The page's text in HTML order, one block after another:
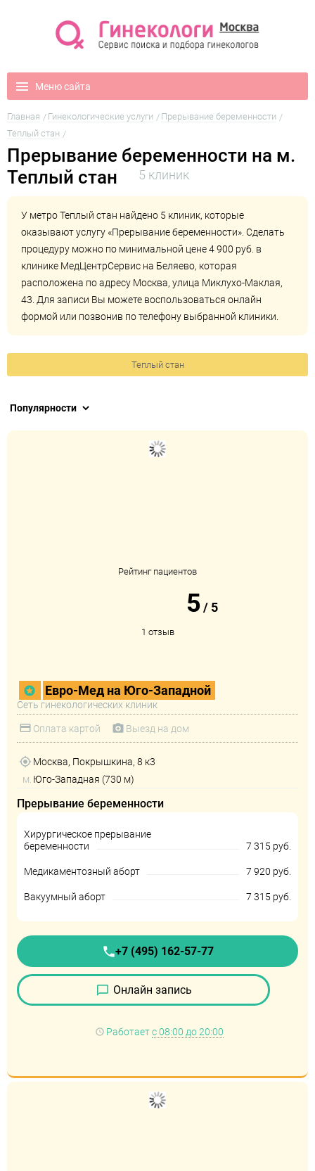
Меню сайта
Главная Гинекологические услуги
Прерывание беременности
Теплый стан
Прерывание беременности на м.
Теплый стан
5 клиник
У метро Теплый стан найдено 5 клиник, которые
оказывают услугу «Прерывание беременности». Сделать
процедуру можно по минимальной цене 4 900 руб. в
клинике МедЦентрСервис на Беляево, которая
расположена по адресу Москва, улица Миклухо-Маклая,
43. Для записи Вы можете воспользоваться онлайн
формой или позвонив по телефону выбранной клиники.
Теплый стан
Рейтинг пациентов
5/ 5
1 отзыв
Евро-Мед на Юго-Западной
Сеть гинекологических клиник
Оплата картой Выезд на дом
Москва, Покрышкина, 8 к3
м. Юго-Западная (730 м)
Прерывание беременности
Хирургическое прерывание
беременности
7 315 руб.
Медикаментозный аборт 7 920 руб.
Вакуумный аборт 7 315 руб.
+7 (495) 162-57-77
Онлайн запись
Работаетс 08:00 до 20:00